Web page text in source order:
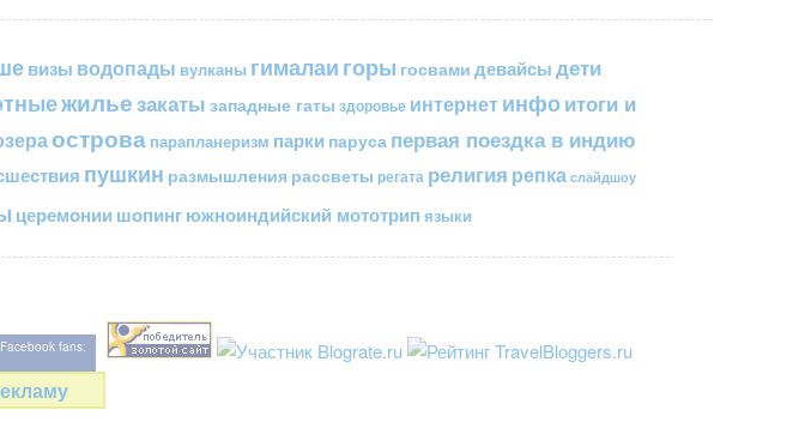
визы водопады вулканы гималаи горы госвами девайсы дети
жильезакаты западные гаты здоровье интернетинфоитоги и
острова парапланеризм парки паруса первая поездка в индию
пушкин размышления рассветы регата религия репка слайдшоу
церемонии шопингюжноиндийский мототрип языки
Facebook fans: